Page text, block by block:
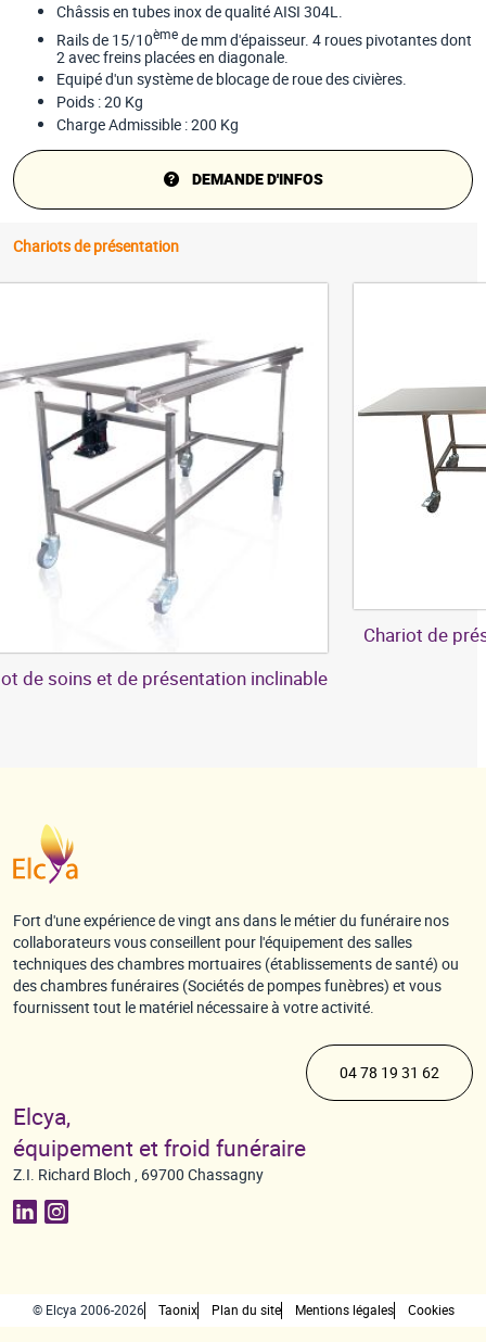
Châssis en tubes inox de qualité AISI 304L.
Rails de 15/10èmede mm d'épaisseur. 4 roues pivotantes dont
2 avec freins placées en diagonale.
Equipé d'un système de blocage de roue des civières.
Poids : 20 Kg
Charge Admissible : 200 Kg
DEMANDE D'INFOS
Chariots de présentation
de soins et de présentation inclinable
Chariot de
Fort d'une expérience de vingt ans dans le métier du funéraire nos
collaborateurs vous conseillent pour l'équipement des salles
techniques des chambres mortuaires (établissements de santé) ou
des chambres funéraires (Sociétés de pompes funèbres) et vous
fournissent tout le matériel nécessaire à votre activité.
04 78 19 31 62
Elcya,
équipement et froid funéraire
Z.I. Richard Bloch , 69700 Chassagny
© Elcya 2006-2026 Taonix Plan du site Mentions légales Cookies